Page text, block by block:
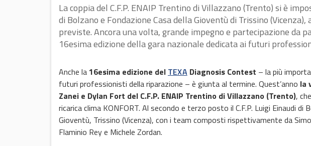
La coppia del C.F.P. ENAIP Trentino di Villazzano (Trento) si è
di Bolzano e Fondazione Casa della Gioventù di Trissino
previste. Ancora una volta, grande impegno e partecipazione da
16esima edizione della gara nazionale dedicata ai futuri
Anche la 16esima edizione del TEXADiagnosis Contest – la più
futuri professionisti della riparazione – è giunta al termine. Quest’anno la
Zanei e Dylan Fort del C.F.P. ENAIP Trentino di Villazzano (Trento),
ricarica clima KONFORT. Al secondo e terzo posto il C.F.P. Luigi Einaudi di
Gioventù, Trissino (Vicenza), con i team composti rispettivamente da
Flaminio Rey e Michele Zordan.